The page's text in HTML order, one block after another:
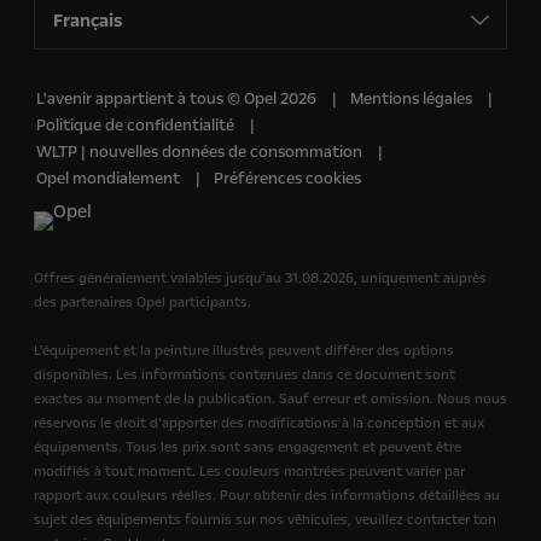
Français
L'avenir appartient à tous © Opel 2026
Mentions légales
Politique de confidentialité
WLTP | nouvelles données de consommation
Opel mondialement
Préférences cookies
Offres généralement valables jusquʻau 31.08.2026, uniquement auprès
des partenaires Opel participants.
L'équipement et la peinture illustrés peuvent différer des options
disponibles. Les informations contenues dans ce document sont
exactes au moment de la publication. Sauf erreur et omission. Nous nous
réservons le droit d’apporter des modifications à la conception et aux
équipements. Tous les prix sont sans engagement et peuvent être
modifiés à tout moment. Les couleurs montrées peuvent varier par
rapport aux couleurs réelles. Pour obtenir des informations détaillées au
sujet des équipements fournis sur nos véhicules, veuillez contacter ton